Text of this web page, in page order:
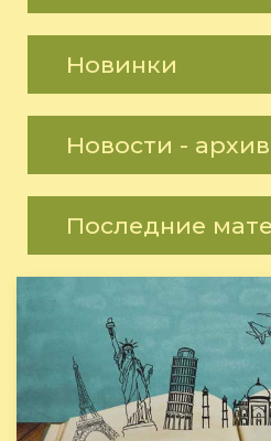
Новинки
Новости - архив
Последние